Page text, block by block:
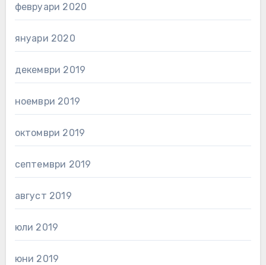
февруари 2020
януари 2020
декември 2019
ноември 2019
октомври 2019
септември 2019
август 2019
юли 2019
юни 2019